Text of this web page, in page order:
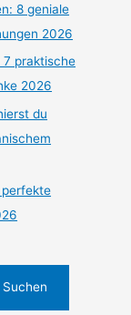
8 geniale
2026
7 praktische
2026
du
Suchen